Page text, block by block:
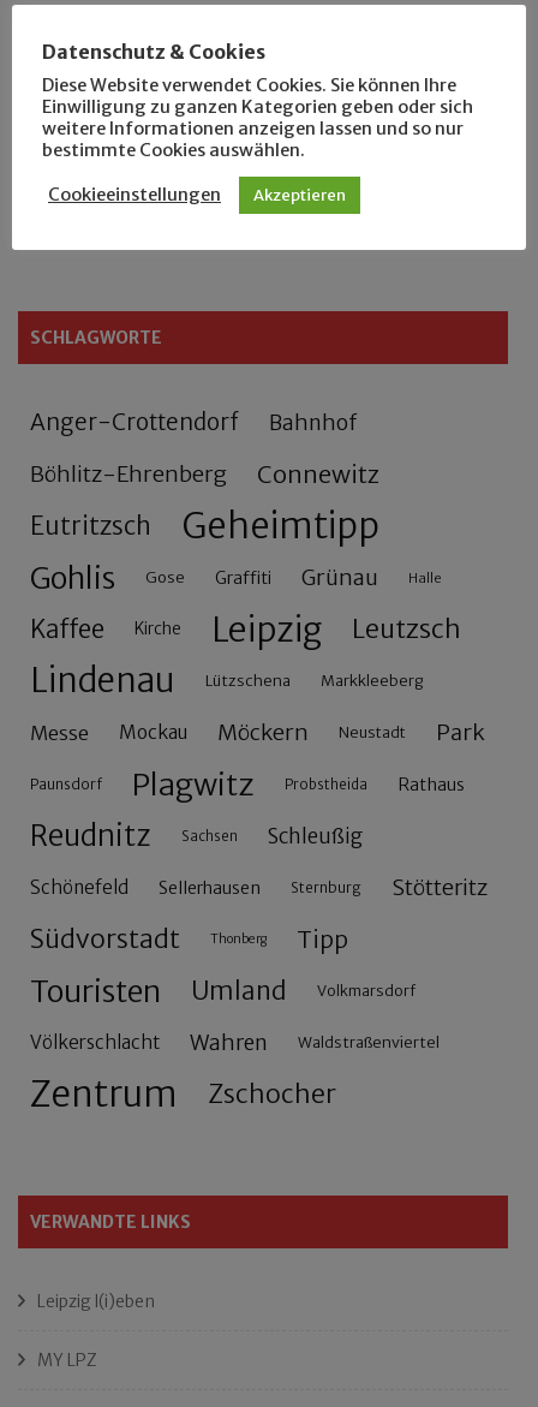
Der Leipziger Schmiedetag von 1904
Rennfahrer in Schönefeld und Zschocher
SCHLAGWORTE
Anger-Crottendorf Bahnhof
Böhlitz-Ehrenberg Connewitz
Eutritzsch Geheimtipp
Gohlis Gose Graffiti Grünau Halle
Kaffee Kirche Leipzig Leutzsch
Lindenau Lützschena Markkleeberg
Messe Mockau Möckern Neustadt Park
Paunsdorf Plagwitz Probstheida Rathaus
Reudnitz Sachsen Schleußig
Schönefeld Sellerhausen Sternburg Stötteritz
Südvorstadt Thonberg Tipp
Touristen Umland Volkmarsdorf
Völkerschlacht Wahren Waldstraßenviertel
Zentrum Zschocher
VERWANDTE LINKS
Leipzig l(i)eben
MY LPZ
Datenschutz & Cookies
Diese Website verwendet Cookies. Sie können Ihre
Einwilligung zu ganzen Kategorien geben oder sich
weitere Informationen anzeigen lassen und so nur
bestimmte Cookies auswählen.
Cookieeinstellungen Akzeptieren